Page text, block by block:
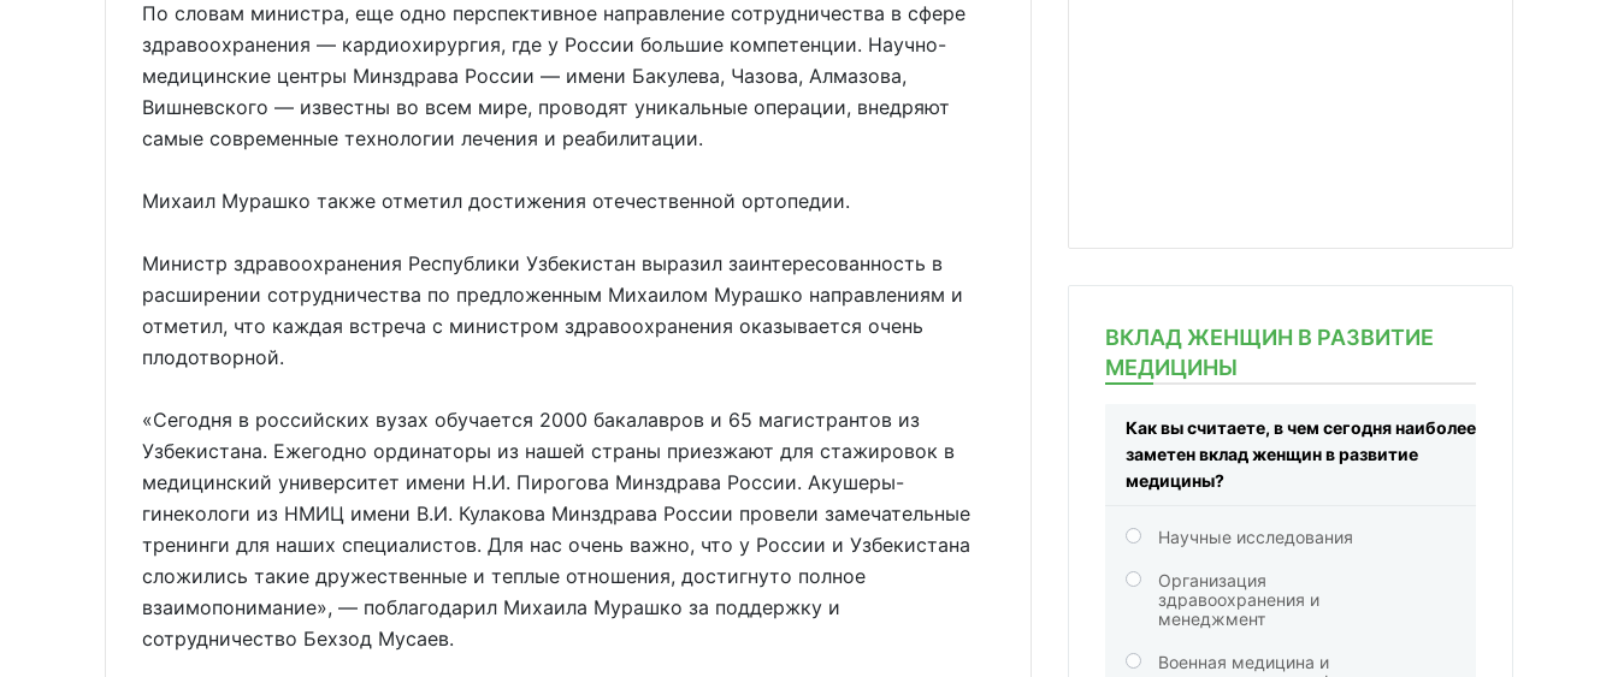
По словам министра, еще одно перспективное направление сотрудничества в сфере
здравоохранения — кардиохирургия, где у России большие компетенции. Научно-
медицинские центры Минздрава России — имени Бакулева, Чазова, Алмазова,
Вишневского — известны во всем мире, проводят уникальные операции, внедряют
самые современные технологии лечения и реабилитации.
Михаил Мурашко также отметил достижения отечественной ортопедии.
Министр здравоохранения Республики Узбекистан выразил заинтересованность в
расширении сотрудничества по предложенным Михаилом Мурашко направлениям и
отметил, что каждая встреча с министром здравоохранения оказывается очень
плодотворной.
«Сегодня в российских вузах обучается 2000 бакалавров и 65 магистрантов из
Узбекистана. Ежегодно ординаторы из нашей страны приезжают для стажировок в
медицинский университет имени Н.И. Пирогова Минздрава России. Акушеры-
гинекологи из НМИЦ имени В.И. Кулакова Минздрава России провели замечательные
тренинги для наших специалистов. Для нас очень важно, что у России и Узбекистана
сложились такие дружественные и теплые отношения, достигнуто полное
взаимопонимание», — поблагодарил Михаила Мурашко за поддержку и
сотрудничество Бехзод Мусаев.
ВКЛАД ЖЕНЩИН В РАЗВИТИЕ
МЕДИЦИНЫ
Как вы считаете, в чем сегодня наиболее
заметен вклад женщин в развитие
медицины?
Научные исследования
Организация
здравоохранения и
менеджмент
Военная медицина и